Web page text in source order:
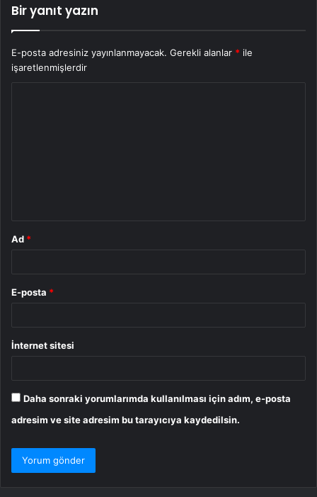
Bir yanıt yazın
E-posta adresiniz yayınlanmayacak. Gerekli alanlar * ile
işaretlenmişlerdir
Ad *
E-posta *
İnternet sitesi
Daha sonraki yorumlarımda kullanılması için adım, e-posta
adresim ve site adresim bu tarayıcıya kaydedilsin.